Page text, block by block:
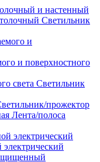
и настенный
Светильник
и поверхностного
Светильник
прожектор
Лента/полоса